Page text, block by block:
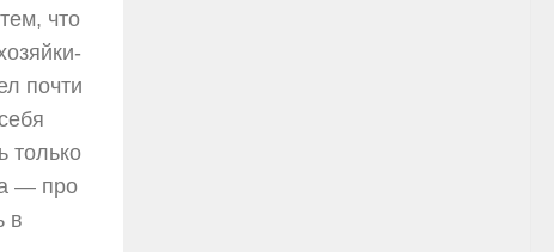
что
почти
только
— про
в